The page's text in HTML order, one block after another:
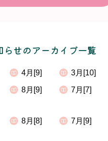
せのアーカイブ一覧
4月[9] 3月[10]
8月[9]
7月[7]
8月[8]
7月[9]